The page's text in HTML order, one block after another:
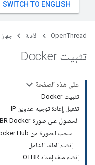
OpenThread الأدلة
تثبيت Docker
على هذه الصفحة
تثبيت Docker
تفعيل إعادة توجيه عناوين IP
الحصول على صورة OTBR Docker
سحب الصورة من Docker Hub
إنشاء الملف الشامل
إنشاء ملف إعداد OTBR